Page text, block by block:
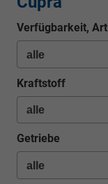
Verfügbarkeit, Art
Kraftstoff
Getriebe